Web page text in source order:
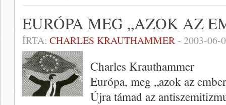
EURÓPA MEG „AZOK AZ
ÍRTA: CHARLES KRAUTHAMMER- 2003-06-
Charles Krauthammer
Európa, meg „azok az
Újra támad az